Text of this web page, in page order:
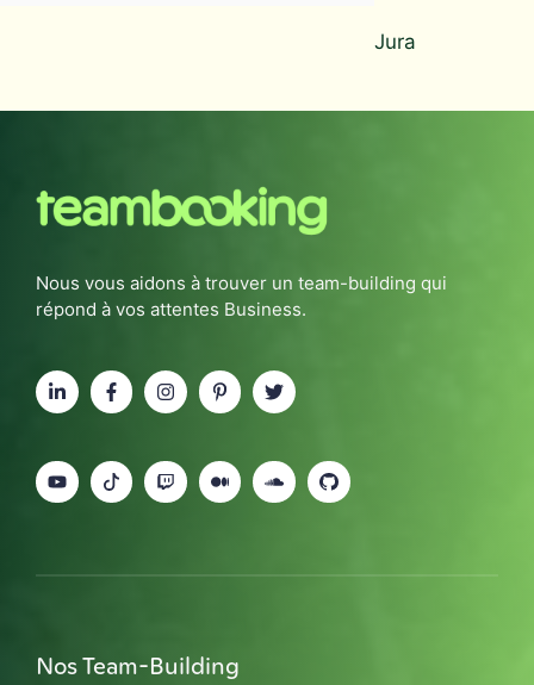
Jura
Nous vous aidons à trouver un team-building qui
répond à vos attentes Business.
Nos Team-Building